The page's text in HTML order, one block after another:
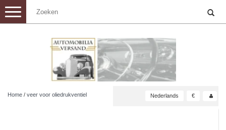
Toggle
navigation
Home / veer voor oliedrukventiel Nederlands €